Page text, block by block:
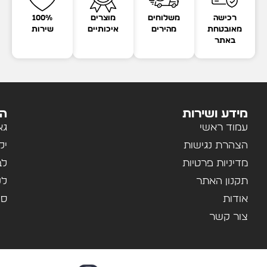
רכישה
מאובטחת
באתר
משלוחים
מהירים
מוצרים
איכותיים
100%
שירות
מידע ושירות
עמוד ראשי
הצהרת נגישות
מדיניות פרטיות
תקנון האתר
אודות
צור קשר